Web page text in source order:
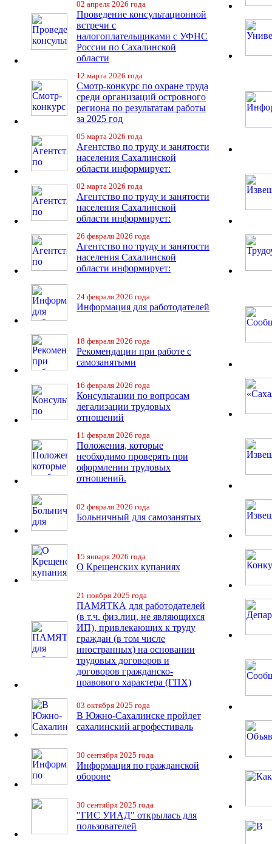
02 апреля 2026 года
Проведение консультационной
встречи с
налогоплательщиками с УФНС
России по Сахалинской
области
12 марта 2026 года
Смотр-конкурс по охране труда
среди организаций островного
региона по результатам работы
за 2025 год
05 марта 2026 года
Агентство по труду и занятости
населения Сахалинской
области информирует:
02 марта 2026 года
Агентство по труду и занятости
населения Сахалинской
области информирует:
26 февраля 2026 года
Агентство по труду и занятости
населения Сахалинской
области информирует:
24 февраля 2026 года
Информация для работодателей
18 февраля 2026 года
Рекомендации при работе с
самозанятыми
16 февраля 2026 года
Консультации по вопросам
легализации трудовых
отношений
11 февраля 2026 года
Положения, которые
необходимо проверять при
оформлении трудовых
отношений.
02 февраля 2026 года
Больничный для самозанятых
15 января 2026 года
О Крещенских купаниях
21 ноября 2025 года
ПАМЯТКА для работодателей
(в т.ч. физ.лиц, не являющихся
ИП), привлекающих к труду
граждан (в том числе
иностранных) на основании
трудовых договоров и
договоров гражданско-
правового характера (ГПХ)
03 октября 2025 года
В Южно-Сахалинске пройдет
сахалинский агрофестиваль
30 сентября 2025 года
Информация по гражданской
обороне
30 сентября 2025 года
"ГИС УИАД" открылась для
пользователей